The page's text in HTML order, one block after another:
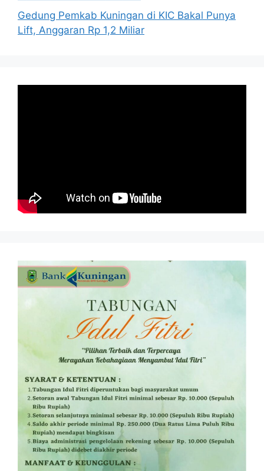
Gedung Pemkab Kuningan di KIC Bakal Punya
Lift, Anggaran Rp 1,2 Miliar